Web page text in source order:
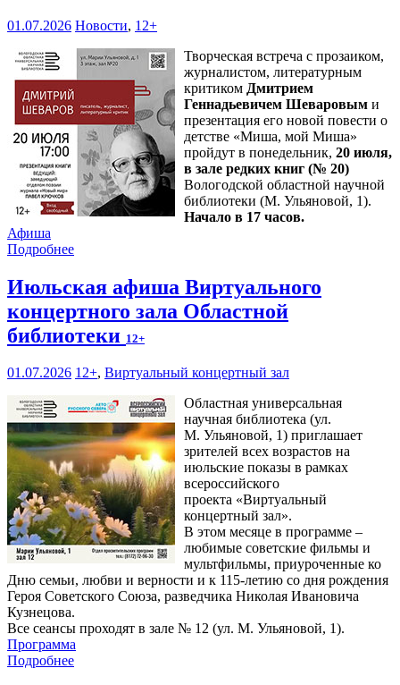
01.07.2026 Новости, 12+
Творческая встреча с прозаиком,
журналистом, литературным
критиком Дмитрием
Геннадьевичем Шеваровым и
презентация его новой повести о
детстве «Миша, мой Миша»
пройдут в понедельник, 20 июля,
в зале редких книг (№ 20)
Вологодской областной научной
библиотеки (М. Ульяновой, 1).
Начало в 17 часов.
Афиша
Подробнее
Июльская афиша Виртуального
концертного зала Областной
библиотеки 12+
01.07.2026 12+, Виртуальный концертный зал
Областная универсальная
научная библиотека (ул.
М. Ульяновой, 1) приглашает
зрителей всех возрастов на
июльские показы в рамках
всероссийского
проекта «Виртуальный
концертный зал».
В этом месяце в программе –
любимые советские фильмы и
мультфильмы, приуроченные ко
Дню семьи, любви и верности и к 115-летию со дня рождения
Героя Советского Союза, разведчика Николая Ивановича
Кузнецова.
Все сеансы проходят в зале № 12 (ул. М. Ульяновой, 1).
Программа
Подробнее